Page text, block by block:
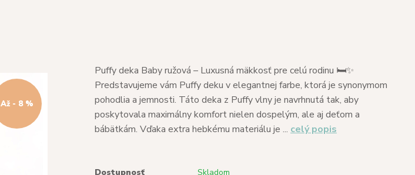
Až - 8 %
Puffy deka Baby ružová – Luxusná mäkkosť pre celú rodinu 🛏️✨
Predstavujeme vám Puffy deku v elegantnej farbe, ktorá je synonymom
pohodlia a jemnosti. Táto deka z Puffy vlny je navrhnutá tak, aby
poskytovala maximálny komfort nielen dospelým, ale aj deťom a
bábätkám. Vďaka extra hebkému materiálu je ... celý popis
Dostupnosť
Skladom